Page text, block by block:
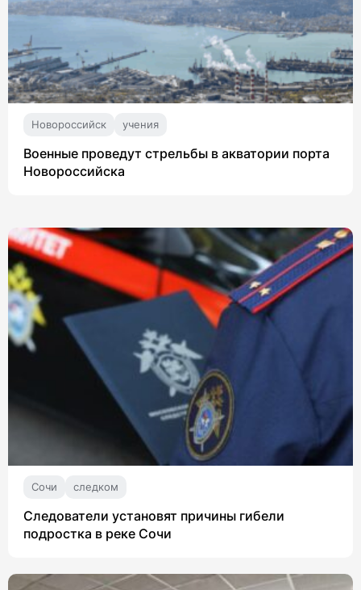
Новороссийск учения
Военные проведут стрельбы в акватории порта
Новороссийска
Сочи следком
Следователи установят причины гибели
подростка в реке Сочи